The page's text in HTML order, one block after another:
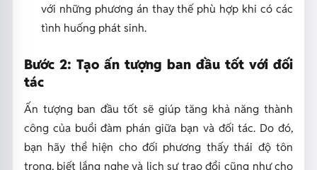
với những phương án thay thế phù hợp khi có các
tình huống phát sinh.
Bước 2: Tạo ấn tượng ban đầu tốt với đối
tác
Ấn tượng ban đầu tốt sẽ giúp tăng khả năng thành
công của buổi đàm phán giữa bạn và đối tác. Do đó,
bạn hãy thể hiện cho đối phương thấy thái độ tôn
trọng, biết lắng nghe và lịch sự trao đổi cũng như cho